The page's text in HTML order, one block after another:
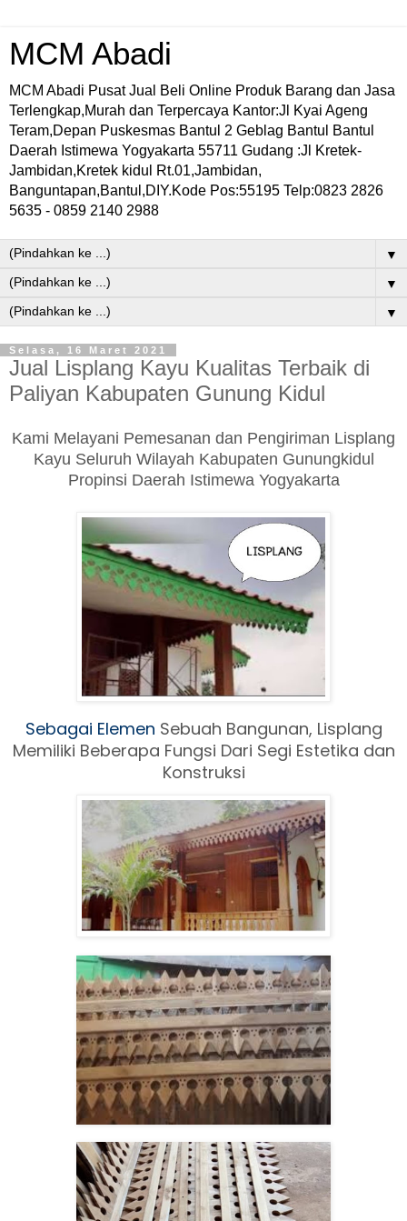
MCM Abadi
MCM Abadi Pusat Jual Beli Online Produk Barang dan Jasa
Terlengkap,Murah dan Terpercaya Kantor:Jl Kyai Ageng
Teram,Depan Puskesmas Bantul 2 Geblag Bantul Bantul
Daerah Istimewa Yogyakarta 55711 Gudang :Jl Kretek-
Jambidan,Kretek kidul Rt.01,Jambidan,
Banguntapan,Bantul,DIY.Kode Pos:55195 Telp:0823 2826
5635 - 0859 2140 2988
▼
▼
▼
Selasa, 16 Maret 2021
Jual Lisplang Kayu Kualitas Terbaik di
Paliyan Kabupaten Gunung Kidul
Kami Melayani Pemesanan dan Pengiriman Lisplang
Kayu Seluruh Wilayah Kabupaten Gunungkidul
Propinsi Daerah Istimewa Yogyakarta
Sebagai Elemen Sebuah Bangunan, Lisplang
Memiliki Beberapa Fungsi Dari Segi Estetika dan
Konstruksi